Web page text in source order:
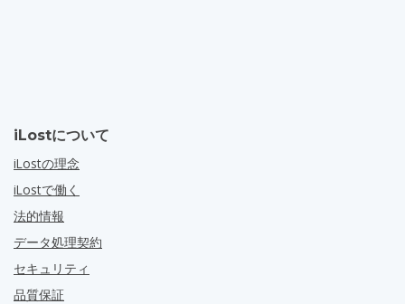
iLostについて
iLostの理念
iLostで働く
法的情報
データ処理契約
セキュリティ
品質保証